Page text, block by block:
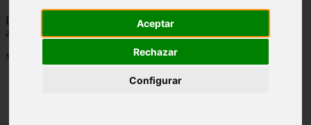
Aceptar
Rechazar
Configurar
Descubre todas las noticias de la categoría mal-aliento. Artículos
actualizados y contenido de calidad en buccasana.es.
Mostrando 1 - 2 de 2 artículos